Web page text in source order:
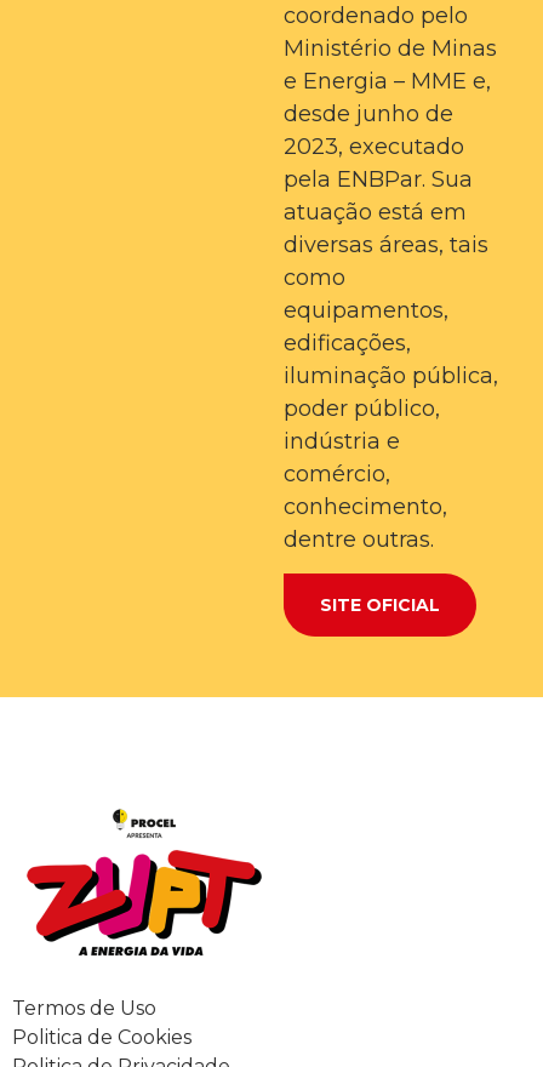
coordenado pelo
Ministério de Minas
e Energia – MME e,
desde junho de
2023, executado
pela ENBPar. Sua
atuação está em
diversas áreas, tais
como
equipamentos,
edificações,
iluminação pública,
poder público,
indústria e
comércio,
conhecimento,
dentre outras.
SITE OFICIAL
Termos de Uso
Politica de Cookies